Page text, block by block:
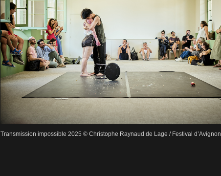
Transmission impossible 2025 © Christophe Raynaud de Lage / Festival d’Avignon